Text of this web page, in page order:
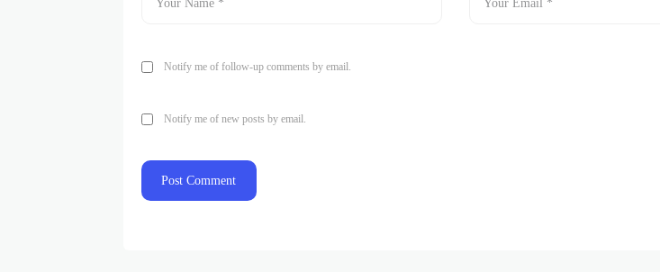
Notify me of follow-up comments by email.
Notify me of new posts by email.